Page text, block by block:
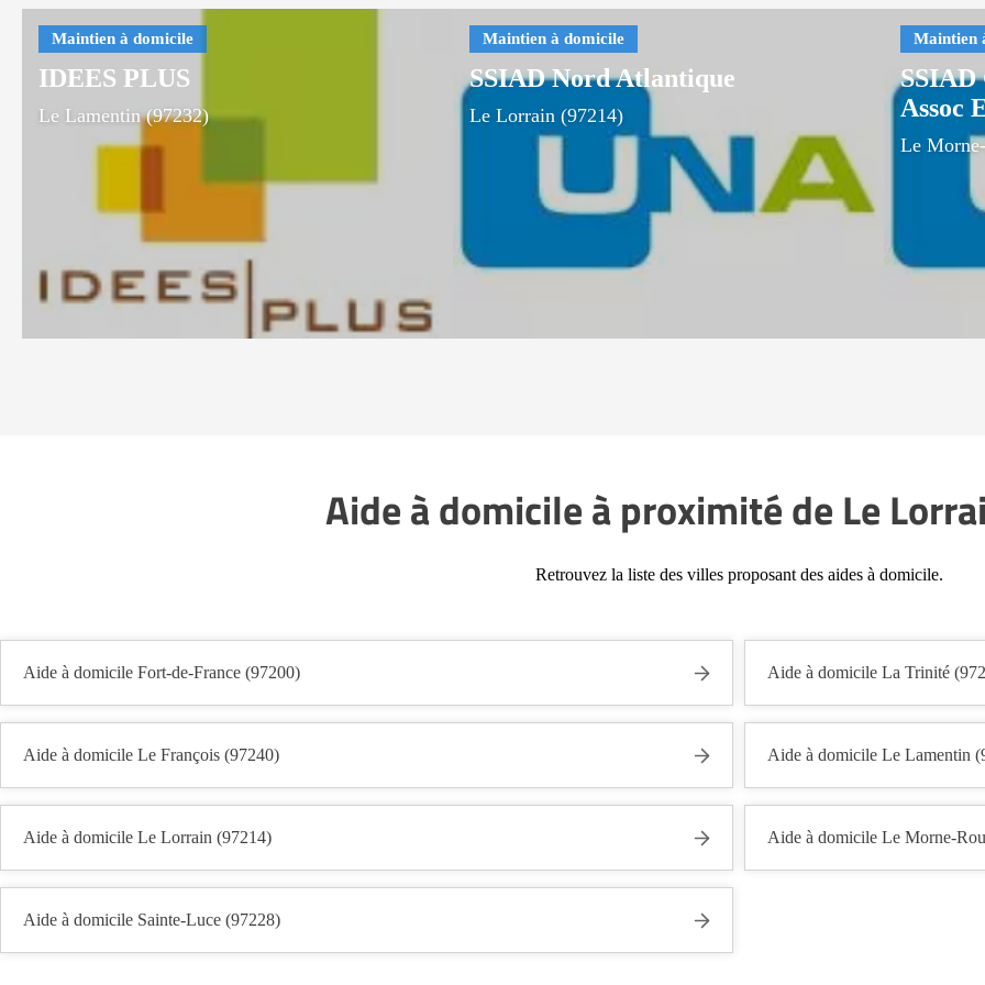
IDEES PLUS
Le Lamentin (97232)
SSIAD Nord Atlantique
Le Lorrain (97214)
SSIAD
Assoc
Le
Aide à domicile à proximité de Le
Retrouvez la liste des villes proposant des aides à domicile.
Aide à domicile Fort-de-France (97200) Aide à domicile La Trinité
Aide à domicile Le François (97240) Aide à domicile Le Lamentin
Aide à domicile Le Lorrain (97214) Aide à domicile Le Morne-
Aide à domicile Sainte-Luce (97228)